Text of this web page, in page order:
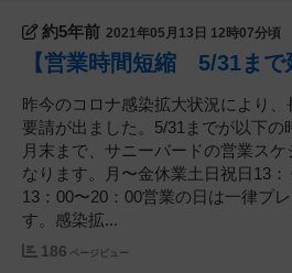
約5年前 2021年05月13日 12時07分頃
【営業時間短縮 5/31まで
昨今のコロナ感染拡大状況により
要請が出ました。5/31までが以下の
月末まで、サニーバードの営業ス
なります。月〜金休業土日祝日13
13：00〜20：00営業の日は一律プ
す。感染拡...
186 ページビュー